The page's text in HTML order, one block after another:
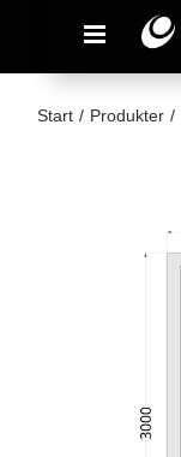
Start / Produkter /